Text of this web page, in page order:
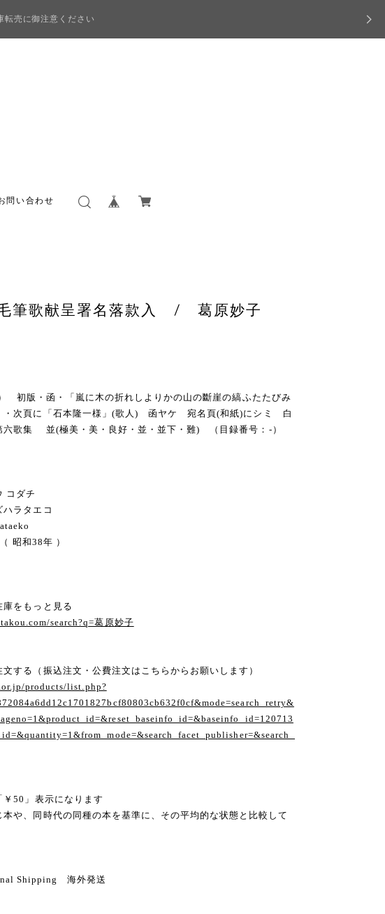
転売に御注意ください
問い合わせ
筆歌献呈署名落款入 / 葛原妙子
初版・函・「嵐に木の折れしよりかの山の斷崖の縞ふたたびみ
次頁に「石本隆一様」(歌人) 函ヤケ 宛名頁(和紙)にシミ 白
歌集 並(極美・美・良好・並・並下・難) （目録番号：-）
コダチ
ハラタエコ
昭和38年 ）
をもっと見る
search?q=葛原妙子
する（振込注文・公費注文はこちらからお願いします）
products/list.php?
50」表示になります
や、同時代の同種の本を基準に、その平均的な状態と比較して
Shipping 海外発送